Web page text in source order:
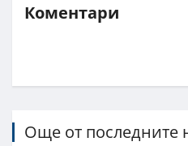
Коментари
Още от последните